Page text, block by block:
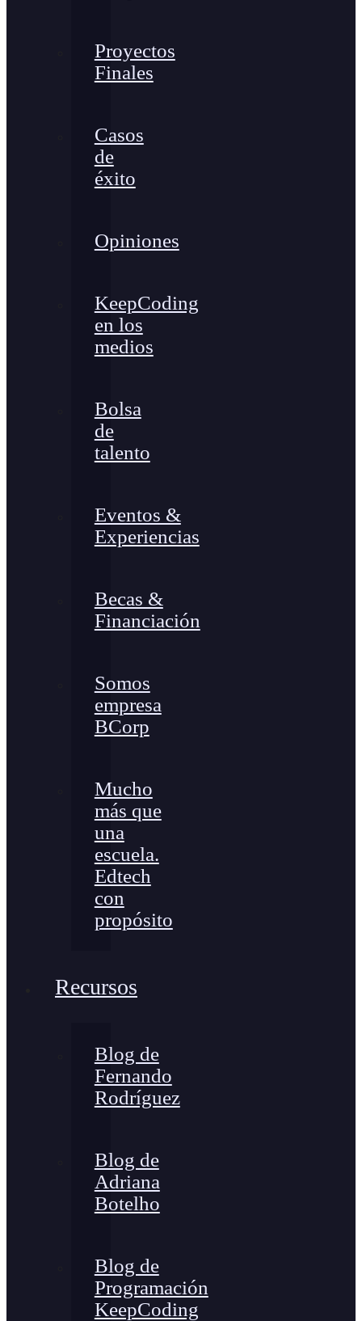
Proyectos
Finales
Casos
de
éxito
Opiniones
KeepCoding
en los
medios
Bolsa
de
talento
Eventos &
Experiencias
Becas &
Financiación
Somos
empresa
BCorp
Mucho
más que
una
escuela.
Edtech
con
propósito
Recursos
Blog de
Fernando
Rodríguez
Blog de
Adriana
Botelho
Blog de
Programación
KeepCoding